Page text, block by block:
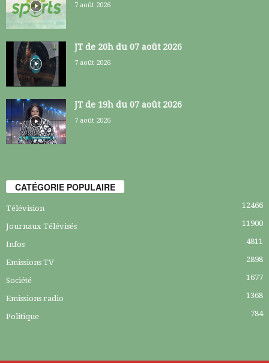
7 août 2026
JT de 20h du 07 août 2026
7 août 2026
JT de 19h du 07 août 2026
7 août 2026
CATÉGORIE POPULAIRE
Télévision 12466
Journaux Télévisés 11900
Infos 4811
Emissions TV 2898
Société 1677
Emissions radio 1368
Politique 784